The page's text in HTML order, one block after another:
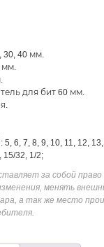
30, 40 мм.
мм.
для бит 60 мм.
6, 7, 8, 9, 10, 11, 12, 13,
15/32, 1/2;
за собой право
менять
а так же место